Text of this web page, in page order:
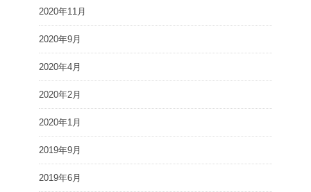
2020年11月
2020年9月
2020年4月
2020年2月
2020年1月
2019年9月
2019年6月